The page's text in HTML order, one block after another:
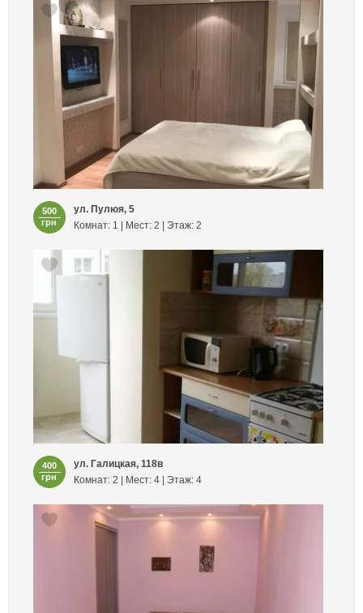
500
грн
ул. Пулюя, 5
Комнат: 1 | Мест: 2 | Этаж: 2
400
грн
ул. Галицкая, 118в
Комнат: 2 | Мест: 4 | Этаж: 4